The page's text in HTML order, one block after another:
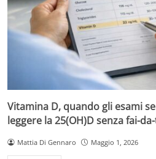
Vitamina D, quando gli esami
leggere la 25(OH)D senza fai-
Mattia Di Gennaro Maggio 1, 2026